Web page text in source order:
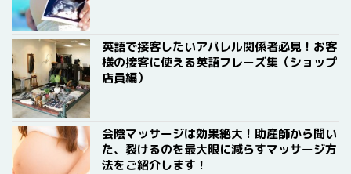
英語で接客したいアパレル関係者必見！お客
様の接客に使える英語フレーズ集（ショップ
店員編）
会陰マッサージは効果絶大！助産師から聞い
た、裂けるのを最大限に減らすマッサージ方
法をご紹介します！